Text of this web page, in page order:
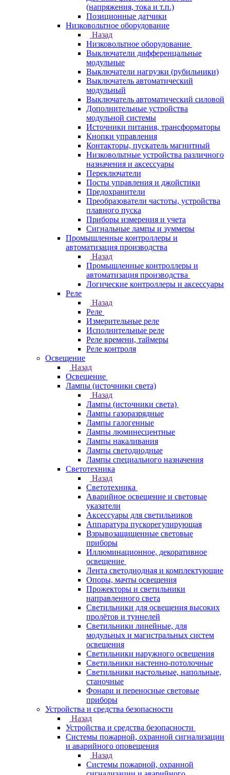
(напряжения, тока и т.п.)
Позиционные датчики
Низковольтное оборудование
Назад
Низковольтное оборудование
Выключатели дифференцальные
модульные
Выключатели нагрузки (рубильники)
Выключатель автоматический
модульный
Выключатель автоматический силовой
Дополнительные устройства
модульной системы
Источники питания, трансформаторы
Кнопки управления
Контакторы, пускатель магнитный
Низковольтные устройства различного
назначения и аксессуары
Переключатели
Посты управления и джойстики
Предохранители
Преобразователи частоты, устройства
плавного пуска
Приборы измерения и учета
Сигнальные лампы и зуммеры
Промышленные контроллеры и
автоматизация производства
Назад
Промышленные контроллеры и
автоматизация производства
Логические контроллеры и аксессуары
Реле
Назад
Реле
Измерительные реле
Исполнительные реле
Реле времени, таймеры
Реле контроля
Освещение
Назад
Освещение
Лампы (источники света)
Назад
Лампы (источники света)
Лампы газоразрядные
Лампы галогенные
Лампы люминесцентные
Лампы накаливания
Лампы светодиодные
Лампы специального назначения
Светотехника
Назад
Светотехника
Аварийное освещение и световые
указатели
Аксессуары для светильников
Аппаратура пускорегулирующая
Взрывозащищенные световые
приборы
Иллюминационное, декоративное
освещение
Лента светодиодная и комплектующие
Опоры, мачты освещения
Прожекторы и светильники
направленного света
Светильники для освещения высоких
пролётов и туннелей
Светильники линейные, для
модульных и магистральных систем
освещения
Светильники наружного освещения
Светильники настенно-потолочные
Светильники настольные, напольные,
станочные
Фонари и переносные световые
приборы
Устройства и средства безопасности
Назад
Устройства и средства безопасности
Системы пожарной, охранной сигнализации
и аварийного оповещения
Назад
Системы пожарной, охранной